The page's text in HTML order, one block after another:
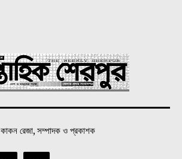
কাকন রেজা, সম্পাদক ও প্রকাশক